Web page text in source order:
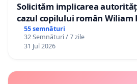
Solicităm implicarea
cazul copilului român Wiliam
Gheorghe, aflat în plasament
12 ani
55 semnături
32 Semnături / 7 zile
31 Jul 2026